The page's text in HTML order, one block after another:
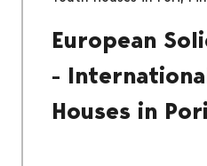
European
-
Houses in